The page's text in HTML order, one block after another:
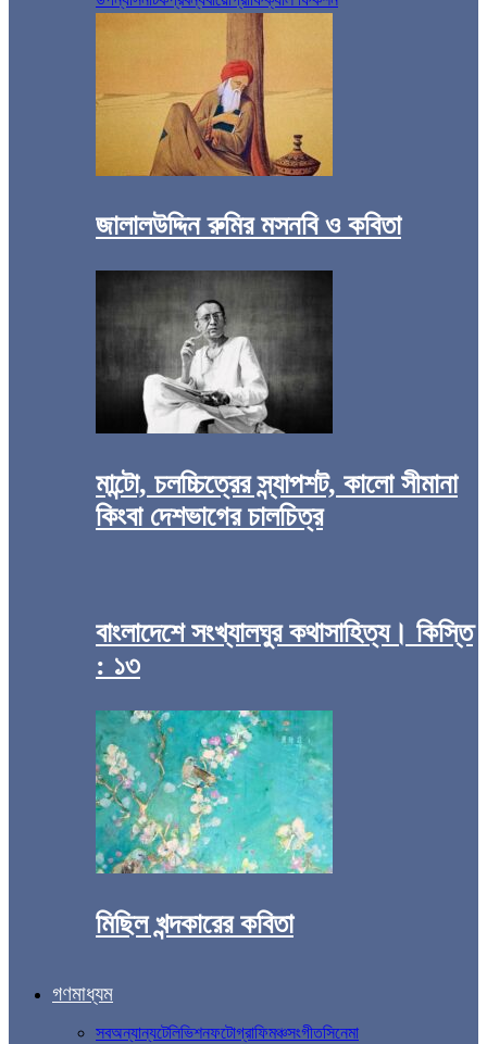
জালালউদ্দিন রুমির মসনবি ও কবিতা
মান্টো, চলচ্চিত্রের স্ন্যাপশট, কালো সীমানা
কিংবা দেশভাগের চালচিত্র
বাংলাদেশে সংখ্যালঘুর কথাসাহিত্য। কিস্তি
: ১৩
মিছিল খন্দকারের কবিতা
গণমাধ্যম
সবঅন্যান্যটেলিভিশনফটোগ্রাফিমঞ্চসংগীতসিনেমা